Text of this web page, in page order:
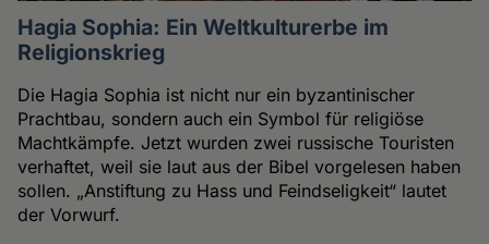
Hagia Sophia: Ein Weltkulturerbe im
Religionskrieg
Die Hagia Sophia ist nicht nur ein byzantinischer
Prachtbau, sondern auch ein Symbol für religiöse
Machtkämpfe. Jetzt wurden zwei russische Touristen
verhaftet, weil sie laut aus der Bibel vorgelesen haben
sollen. „Anstiftung zu Hass und Feindseligkeit“ lautet
der Vorwurf.